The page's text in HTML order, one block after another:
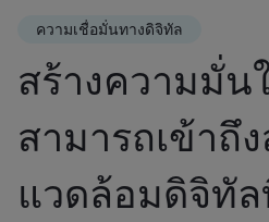
ความเชื่อมั่นทางดิจิทัล
สร้างความมั่น
สามารถเข้าถึ
แวดล้อมดิจิทั